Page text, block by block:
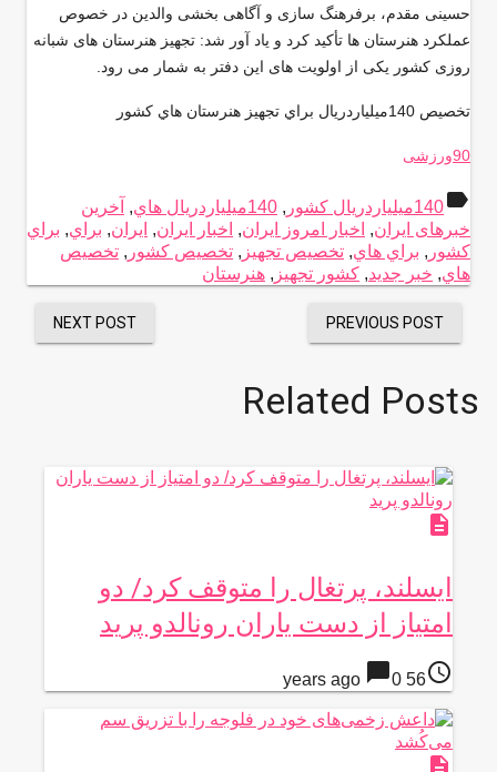
حسینی مقدم، برفرهنگ سازی و آگاهی بخشی والدین در خصوص
عملکرد هنرستان ها تأکید کرد و یاد آور شد: تجهیز هنرستان های شبانه
روزی کشور یکی از اولویت های این دفتر به شمار می رود.
تخصیص 140ميلياردريال براي تجهيز هنرستان هاي كشور
90ورزشی
label140ميلياردريال كشور , 140ميلياردريال هاي , آخرین
خبرهای ایران, اخبار امروز ایران, اخبار ایران, ایران, براي, براي
كشور , براي هاي, تخصیص تجهيز , تخصیص كشور , تخصیص
هاي, خبر جدید, كشور تجهيز , هنرستان
PREVIOUS POST
NEXT POST
Related Posts
description
ایسلند، پرتغال را متوقف کرد/ دو
امتیاز از دست یاران رونالدو پرید
access_time
56 years ago
chat_bubble0
description